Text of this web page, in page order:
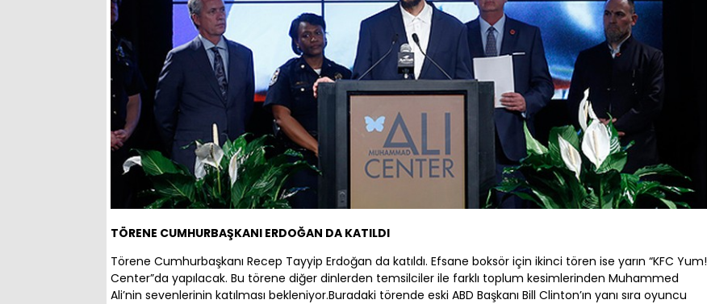
TÖRENE CUMHURBAŞKANI ERDOĞAN DA KATILDI
Törene Cumhurbaşkanı Recep Tayyip Erdoğan da katıldı. Efsane boksör için ikinci tören ise yarın “KFC Yum!
Center”da yapılacak. Bu törene diğer dinlerden temsilciler ile farklı toplum kesimlerinden Muhammed
Ali’nin sevenlerinin katılması bekleniyor.Buradaki törende eski ABD Başkanı Bill Clinton’ın yanı sıra oyuncu